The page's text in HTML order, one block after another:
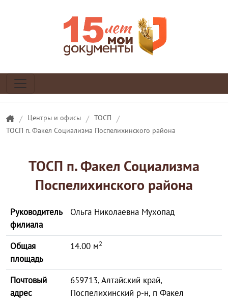
/ Центры и офисы / ТОСП /
ТОСП п. Факел Социализма Поспелихинского района
ТОСП п. Факел Социализма
Поспелихинского района
Руководитель
филиала
Ольга Николаевна Мухопад
Общая
площадь
14.00 м2
Почтовый
адрес
659713, Алтайский край,
Поспелихинский р-н, п Факел